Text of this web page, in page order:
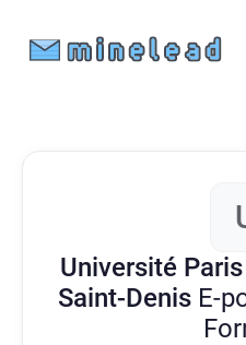
Université
Saint-Denis E-